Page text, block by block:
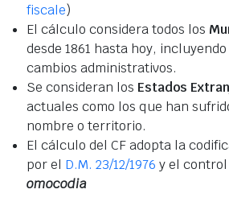
fiscale)
El cálculo considera todos los
desde 1861 hasta hoy,
cambios administrativos.
Se consideran los Estados
actuales como los que han
nombre o territorio.
El cálculo del CF adopta la
por el D.M. 23/12/1976 y el control
omocodia